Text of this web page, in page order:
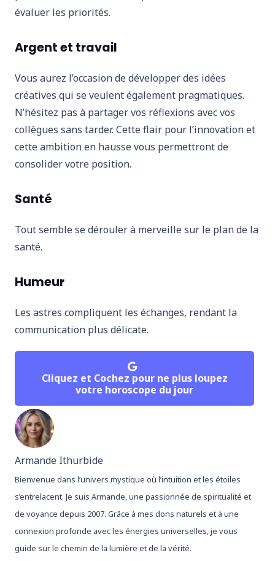
évaluer les priorités.
Argent et travail
Vous aurez l’occasion de développer des idées
créatives qui se veulent également pragmatiques.
N’hésitez pas à partager vos réflexions avec vos
collègues sans tarder. Cette flair pour l’innovation et
cette ambition en hausse vous permettront de
consolider votre position.
Santé
Tout semble se dérouler à merveille sur le plan de la
santé.
Humeur
Les astres compliquent les échanges, rendant la
communication plus délicate.
Cliquez et Cochez pour ne plus loupez
votre horoscope du jour
Armande Ithurbide
Bienvenue dans l’univers mystique où l’intuition et les étoiles
s’entrelacent. Je suis Armande, une passionnée de spiritualité et
de voyance depuis 2007. Grâce à mes dons naturels et à une
connexion profonde avec les énergies universelles, je vous
guide sur le chemin de la lumière et de la vérité.